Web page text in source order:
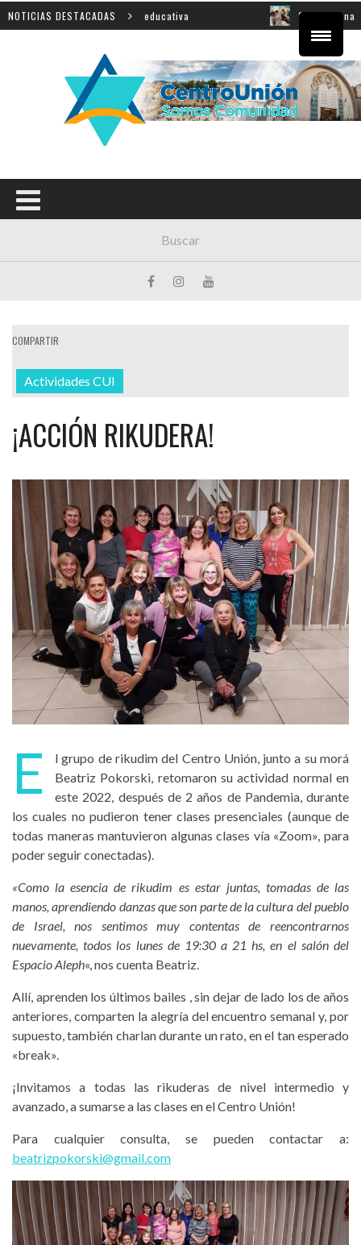
NOTICIAS DESTACADAS
sobre innovación educativa Shahak: una nueva
COMPARTIR
Actividades CUI
¡ACCIÓN RIKUDERA!
E
l grupo de rikudim del Centro Unión, junto a su morá
Beatriz Pokorski, retomaron su actividad normal en
este 2022, después de 2 años de Pandemia, durante
los cuales no pudieron tener clases presenciales (aunque de
todas maneras mantuvieron algunas clases vía «Zoom», para
poder seguir conectadas).
«Como la esencia de rikudim es estar juntas, tomadas de las
manos, aprendiendo danzas que son parte de la cultura del pueblo
de Israel, nos sentimos muy contentas de reencontrarnos
nuevamente, todos los lunes de 19:30 a 21 hs, en el salón del
Espacio Aleph«, nos cuenta Beatriz.
Allí, aprenden los últimos bailes , sin dejar de lado los de años
anteriores, comparten la alegría del encuentro semanal y, por
supuesto, también charlan durante un rato, en el tan esperado
«break».
¡Invitamos a todas las rikuderas de nivel intermedio y
avanzado, a sumarse a las clases en el Centro Unión!
Para cualquier consulta, se pueden contactar a:
beatrizpokorski@gmail.com